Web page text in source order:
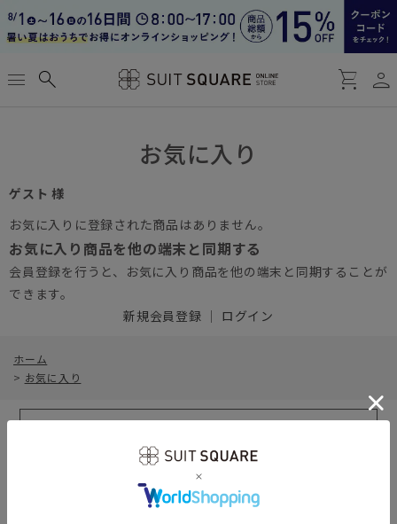
menu search shopping_cart person
お気に入り
ゲスト 様
お気に入りに登録された商品はありません。
お気に入り商品を他の端末と同期する
会員登録を行うと、お気に入り商品を他の端末と同期することが
できます。
新規会員登録 ｜ ログイン
ホーム
> お気に入り